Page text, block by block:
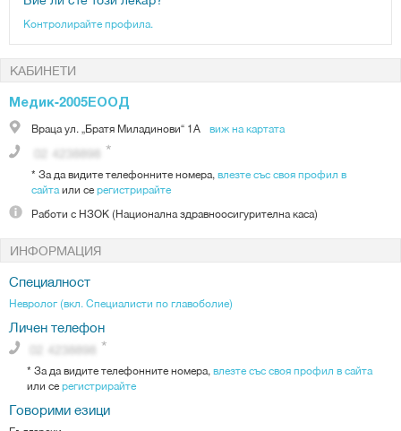
Контролирайте профила.
КАБИНЕТИ
Медик-2005ЕООД
Врацаул. „Братя Миладинови“ 1А виж на картата
* За да видите телефонните номера, влезте със своя профил в
сайтаили серегистрирайте
Работи с НЗОК (Национална здравноосигурителна каса)
ИНФОРМАЦИЯ
Специалност
Невролог (вкл. Специалисти по главоболие)
Личен телефон
* За да видите телефонните номера, влезте със своя профил в сайта
или серегистрирайте
Говорими езици